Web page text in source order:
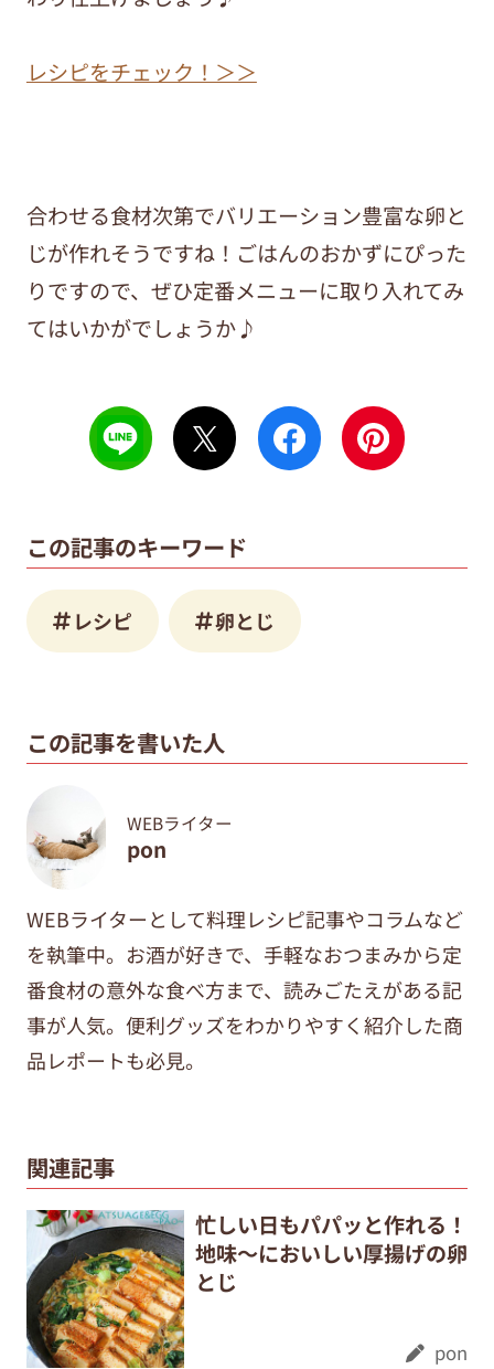
レシピをチェック！＞＞
合わせる食材次第でバリエーション豊富な卵と
じが作れそうですね！ごはんのおかずにぴった
りですので、ぜひ定番メニューに取り入れてみ
てはいかがでしょうか♪
この記事のキーワード
レシピ 卵とじ
この記事を書いた人
WEBライター
pon
WEBライターとして料理レシピ記事やコラムなど
を執筆中。 お酒が好きで、手軽なおつまみから定
番食材の意外な食べ方まで、 読みごたえがある記
事が人気。便利グッズをわかりやすく紹介した商
品レポートも必見。
関連記事
忙しい日もパパッと作れる！
地味～においしい厚揚げの卵
とじ
pon